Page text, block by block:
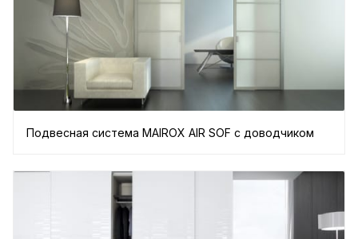
Подвесная система MAIROX AIR SOF с доводчиком